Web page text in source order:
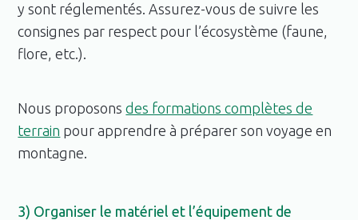
y sont réglementés. Assurez-vous de suivre les
consignes par respect pour l’écosystème (faune,
flore, etc.).
Nous proposonsdes formations complètes de
terrain pour apprendre à préparer son voyage en
montagne.
3) Organiser le matériel et l’équipement de